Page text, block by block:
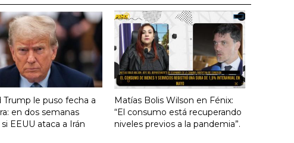
Trump le puso fecha a
en dos semanas
EEUU ataca a Irán
Matías Bolis Wilson en Fénix:
“El consumo está recuperando
niveles previos a la pandemia”.